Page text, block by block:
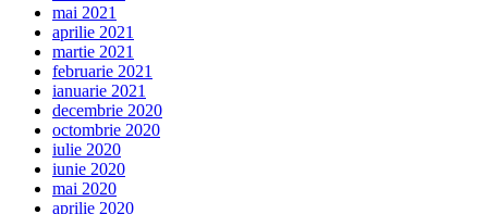
mai 2021
aprilie 2021
martie 2021
februarie 2021
ianuarie 2021
decembrie 2020
octombrie 2020
iulie 2020
iunie 2020
mai 2020
aprilie 2020